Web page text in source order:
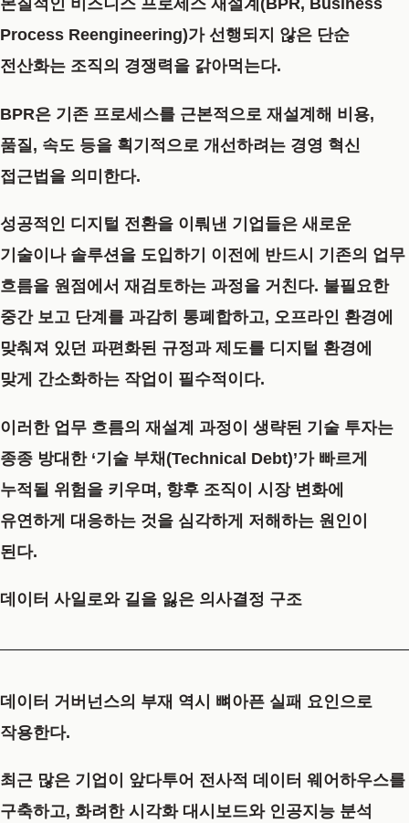
본질적인 비즈니스 프로세스 재설계(BPR, Business
Process Reengineering)가 선행되지 않은 단순
전산화는 조직의 경쟁력을 갉아먹는다.
BPR은 기존 프로세스를 근본적으로 재설계해 비용,
품질, 속도 등을 획기적으로 개선하려는 경영 혁신
접근법을 의미한다.
성공적인 디지털 전환을 이뤄낸 기업들은 새로운
기술이나 솔루션을 도입하기 이전에 반드시 기존의 업무
흐름을 원점에서 재검토하는 과정을 거친다. 불필요한
중간 보고 단계를 과감히 통폐합하고, 오프라인 환경에
맞춰져 있던 파편화된 규정과 제도를 디지털 환경에
맞게 간소화하는 작업이 필수적이다.
이러한 업무 흐름의 재설계 과정이 생략된 기술 투자는
종종 방대한 ‘기술 부채(Technical Debt)’가 빠르게
누적될 위험을 키우며, 향후 조직이 시장 변화에
유연하게 대응하는 것을 심각하게 저해하는 원인이
된다.
데이터 사일로와 길을 잃은 의사결정 구조
데이터 거버넌스의 부재 역시 뼈아픈 실패 요인으로
작용한다.
최근 많은 기업이 앞다투어 전사적 데이터 웨어하우스를
구축하고, 화려한 시각화 대시보드와 인공지능 분석